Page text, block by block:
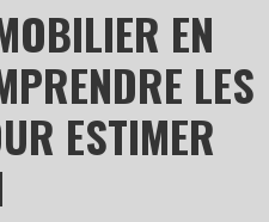
EN
LES
ESTIMER